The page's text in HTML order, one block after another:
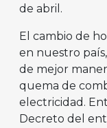
de abril.
El cambio de
en nuestro
de mejor
quema de
electricidad.
Decreto del